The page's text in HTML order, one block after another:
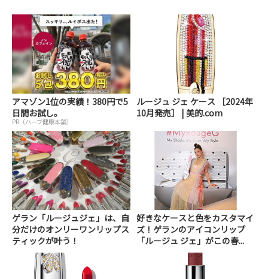
アマゾン1位の実績！380円で5
日間お試し。
PR（ハーブ健康本舗）
ルージュ ジェ ケース ［2024年
10月発売］ | 美的.com
ゲラン「ルージュジェ」は、自
分だけのオンリーワンリップス
ティックが叶う！
好きなケースと色をカスタマイ
ズ！ゲランのアイコンリップ
「ルージュ ジェ」がこの春...